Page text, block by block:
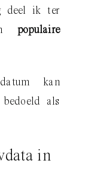
deel ik ter
populaire
kan
als
in